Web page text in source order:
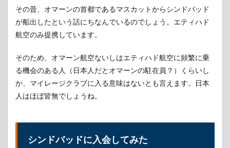
スク
ラウ
ンジ
2.3
シン
ドバ
ッド
なる
と無
その昔、オマーンの首都であるマスカットからシンドバッド
が船出したという話にちなんでいるのでしょう。エティハド
航空のみ提携しています。
そのため、オマーン航空ないしはエティハド航空に頻繁に乗
る機会のある人（日本人だとオマーンの駐在員？）くらいし
か、マイレージクラブに入る意味はないとも言えます。日本
人はほぼ皆無でしょうね。
シンドバッドに入会してみた